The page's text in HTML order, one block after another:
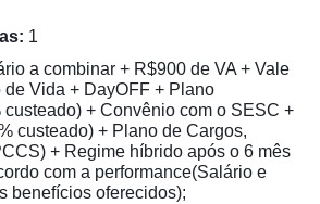
1
a combinar + R$900 de VA + Vale
de Vida + DayOFF + Plano
+ Convênio com o SESC +
custeado) + Plano de Cargos,
+ Regime híbrido após o 6 mês
com a performance(Salário e
benefícios oferecidos);